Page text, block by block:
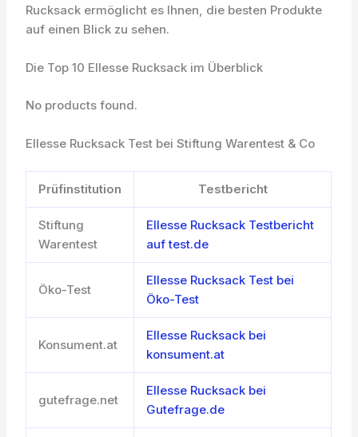
Rucksack ermöglicht es Ihnen, die besten Produkte
auf einen Blick zu sehen.
Die Top 10 Ellesse Rucksack im Überblick
No products found.
Ellesse Rucksack Test bei Stiftung Warentest & Co
Prüfinstitution Testbericht
Stiftung
Warentest
Ellesse Rucksack Testbericht
auf test.de
Öko-Test
Ellesse Rucksack Test bei
Öko-Test
Konsument.at
Ellesse Rucksack bei
konsument.at
gutefrage.net
Ellesse Rucksack bei
Gutefrage.de